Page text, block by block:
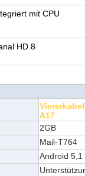
mit CPU
HD 8
A17
2GB
Mail-T764
Android 5,1